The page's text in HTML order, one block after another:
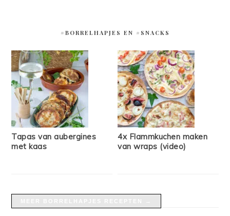
#BORRELHAPJES EN #SNACKS
Tapas van aubergines
met kaas
4x Flammkuchen maken
van wraps (video)